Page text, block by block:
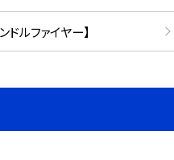
ルファイヤー】